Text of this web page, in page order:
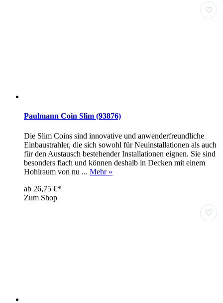
♡
Paulmann Coin Slim (93876)
Die Slim Coins sind innovative und anwenderfreundliche
Einbaustrahler, die sich sowohl für Neuinstallationen als auch
für den Austausch bestehender Installationen eignen. Sie sind
besonders flach und können deshalb in Decken mit einem
Hohlraum von nu ... Mehr »
ab 26,75 €*
Zum Shop
♡